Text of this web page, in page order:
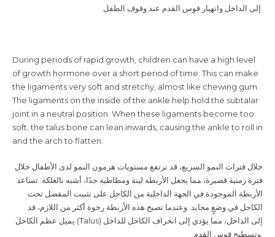
During periods of rapid growth, children can have a high level
of growth hormone over a short period of time. This can make
the ligaments very soft and stretchy, almost like chewing gum.
The ligaments on the inside of the ankle help hold the subtalar
joint in a neutral position. When these ligaments become too
soft, the talus bone can lean inwards, causing the ankle to roll in
and the arch to flatten.
خلال فترات النمو السريع، قد ترتفع مستويات هرمون النمو لدى الأطفال خلال
فترة زمنية قصيرة، مما يجعل الأربطة لينة ومطاطية جدًا، أشبه بالعلكة. تساعد
الأربطة الموجودة في الجهة الداخلية من الكاحل على تثبيت المفصل تحت
الكاحل في وضعٍ محايد. وعندما تصبح هذه الأربطة رخوة أكثر من اللازم، قد
يميل عظم الكاحل (Talus) إلى الداخل، مما يؤدي إلى انحراف الكاحل للداخل